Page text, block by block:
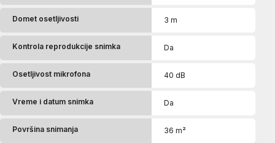
Domet osetljivosti 3 m
Kontrola reprodukcije snimka Da
Osetljivost mikrofona 40 dB
Vreme i datum snimka Da
Površina snimanja 36 m²